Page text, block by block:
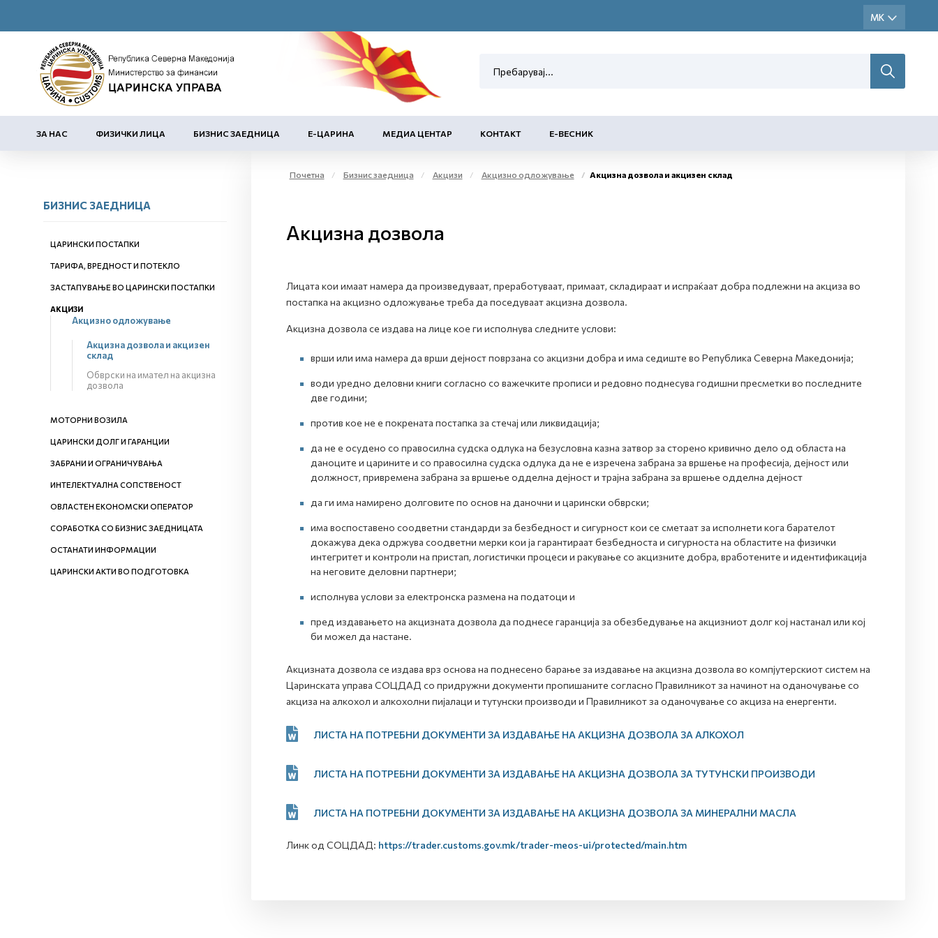
ЗА НАС ФИЗИЧКИ ЛИЦА БИЗНИС ЗАЕДНИЦА Е-ЦАРИНА МЕДИА ЦЕНТАР КОНТАКТ Е-ВЕСНИК
БИЗНИС ЗАЕДНИЦА
ЦАРИНСКИ ПОСТАПКИ
ТАРИФА, ВРЕДНОСТ И ПОТЕКЛО
ЗАСТАПУВАЊЕ ВО ЦАРИНСКИ ПОСТАПКИ
АКЦИЗИ
Акцизно одложување
Акцизна дозвола и акцизен
склад
Обврски на имател на акцизна
дозвола
МОТОРНИ ВОЗИЛА
ЦАРИНСКИ ДОЛГ И ГАРАНЦИИ
ЗАБРАНИ И ОГРАНИЧУВАЊА
ИНТЕЛЕКТУАЛНА СОПСТВЕНОСТ
ОВЛАСТЕН ЕКОНОМСКИ ОПЕРАТОР
СОРАБОТКА СО БИЗНИС ЗАЕДНИЦАТА
ОСТАНАТИ ИНФОРМАЦИИ
ЦАРИНСКИ АКТИ ВО ПОДГОТОВКА
Почетна Бизнис заедница Акцизи Акцизно одложување Акцизна дозвола и акцизен склад
Акцизна дозвола
Лицата кои имаат намера да произведуваат, преработуваат, примаат, складираат и испраќаат добра подлежни на акциза во
постапка на акцизно одложување треба да поседуваат акцизна дозвола.
Акцизна дозвола се издава на лице кое ги исполнува следните услови:
врши или има намера да врши дејност поврзана со акцизни добра и има седиште во Република Северна Македонија;
води уредно деловни книги согласно со важечките прописи и редовно поднесува годишни пресметки во последните
две години;
против кое не е покрената постапка за стечај или ликвидација;
да не е осудено со правосилна судска одлука на безусловна казна затвор за сторено кривично дело од областа на
даноците и царините и со правосилна судска одлука да не е изречена забрана за вршење на професија, дејност или
должност, привремена забрана за вршење одделна дејност и трајна забрана за вршење одделна дејност
да ги има намирено долговите по основ на даночни и царински обврски;
има воспоставено соодветни стандарди за безбедност и сигурност кои се сметаат за исполнети кога барателот
докажува дека одржува соодветни мерки кои ја гарантираат безбедноста и сигурноста на областите на физички
интегритет и контроли на пристап, логистички процеси и ракување со акцизните добра, вработените и идентификација
на неговите деловни партнери;
исполнува услови за електронска размена на податоци и
пред издавањето на акцизната дозвола да поднесе гаранција за обезбедување на акцизниот долг кој настанал или кој
би можел да настане.
Акцизната дозвола се издава врз основа на поднесено барање за издавање на акцизна дозвола во компјутерскиот систем на
Царинската управа СОЦДАД со придружни документи пропишаните согласно Правилникот за начинот на оданочување со
акциза на алкохол и алкохолни пијалаци и тутунски производи и Правилникот за оданочување со акциза на енергенти.
ЛИСТА НА ПОТРЕБНИ ДОКУМЕНТИ ЗА ИЗДАВАЊЕ НА АКЦИЗНА ДОЗВОЛА ЗА АЛКОХОЛ
ЛИСТА НА ПОТРЕБНИ ДОКУМЕНТИ ЗА ИЗДАВАЊЕ НА АКЦИЗНА ДОЗВОЛА ЗА ТУТУНСКИ ПРОИЗВОДИ
ЛИСТА НА ПОТРЕБНИ ДОКУМЕНТИ ЗА ИЗДАВАЊЕ НА АКЦИЗНА ДОЗВОЛА ЗА МИНЕРАЛНИ МАСЛА
Линк од СОЦДАД: https://trader.customs.gov.mk/trader-meos-ui/protected/main.htm